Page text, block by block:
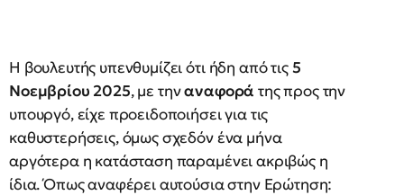
Η βουλευτής υπενθυμίζει ότι ήδη από τις5
Νοεμβρίου 2025, με τηναναφοράτης προς την
υπουργό, είχε προειδοποιήσει για τις
καθυστερήσεις, όμως σχεδόν ένα μήνα
αργότερα η κατάσταση παραμένει ακριβώς η
ίδια. Όπως αναφέρει αυτούσια στην Ερώτηση: